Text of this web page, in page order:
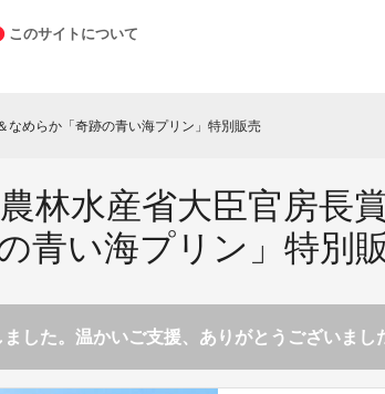
このサイトについて
なめらか「奇跡の青い海プリン」特別販売
林水産省大臣官房長賞
青い海プリン」特別
した。温かいご支援、ありがとうございまし